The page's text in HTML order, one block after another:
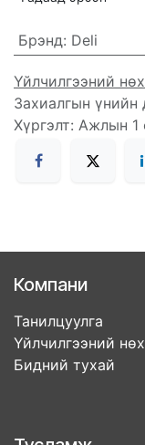
Брэнд: Deli
Үйлчилгээний
Захиалгын үнийн
Хүргэлт: Ажлын 1
Компани
Танилцуулга
Үйлчилгээний
Бидний тухай